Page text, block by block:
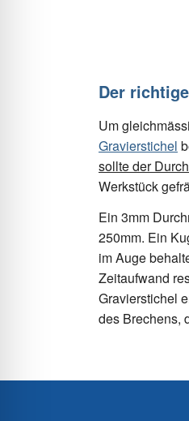
Der
Um
Gravierstichel
sollte der
Werkstück
Ein 3mm
250mm. Ein
im Auge
Zeitaufwand
Gravierstichel
des Brechens,